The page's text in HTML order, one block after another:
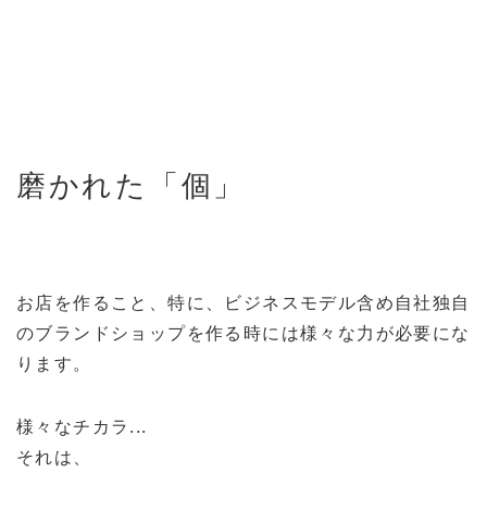
磨かれた「個」
お店を作ること、特に、ビジネスモデル含め自社独自
のブランドショップを作る時には様々な力が必要にな
ります。
様々なチカラ...
それは、